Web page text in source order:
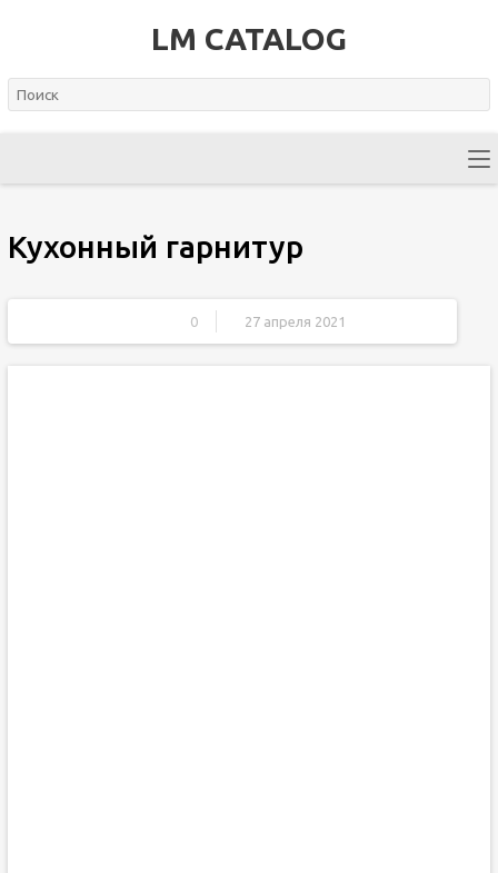
LM CATALOG
Кухонный гарнитур
0 27 апреля 2021